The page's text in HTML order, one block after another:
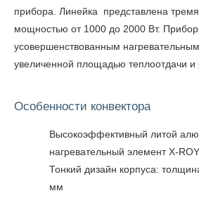
прибора. Линейка представлена
мощностью от 1000 до 2000 Вт.
усовершенствованным
увеличенной площадью теплоотдачи
Особенности конвектора
Высокоэффективный литой
нагревательный элемент X-
Тонкий дизайн корпуса:
мм